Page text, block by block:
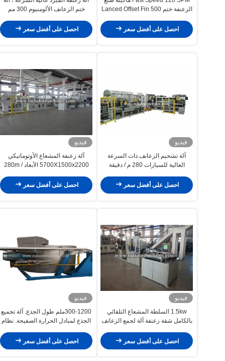
الزعنفة ختم Lanced Offset Fin 500
احصل على أفضل سعر
ختم الزعانف الألومنيوم 300 مم
احصل على أفضل سعر
فيديو
آلة تشحيم الزعانف ذات السرعة
العالية للسيارات 280 م / دقيقة
احصل على أفضل سعر
فيديو
آلة زعنفة المشعاع الأوتوماتيكي
5700X1500x2200 الأبعاد 280m /
احصل على أفضل سعر
فيديو
1.5kw السلطة المشعاع التلقائي
بالكامل شقة زعنفة آلة لجمع الزعانف
احصل على أفضل سعر
فيديو
300-1200ملم طول الجذع. آلة تجميع
الجذع لمبادل الحرارة الصفيحة. نظام
احصل على أفضل سعر